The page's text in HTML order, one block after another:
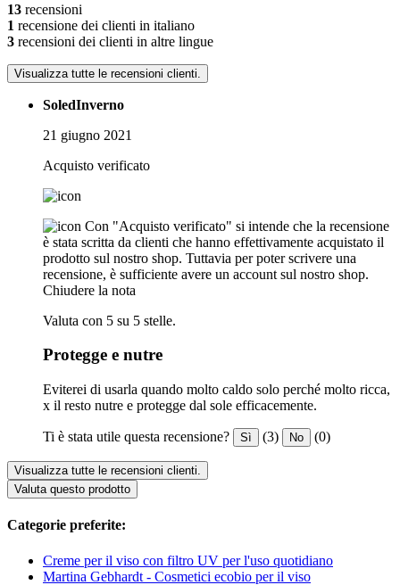
13 recensioni
1 recensione dei clienti in italiano
3 recensioni dei clienti in altre lingue
Visualizza tutte le recensioni clienti.
SoledInverno
21 giugno 2021
Acquisto verificato
Con "Acquisto verificato" si intende che la recensione
è stata scritta da clienti che hanno effettivamente acquistato il
prodotto sul nostro shop. Tuttavia per poter scrivere una
recensione, è sufficiente avere un account sul nostro shop.
Chiudere la nota
Valuta con 5 su 5 stelle.
Protegge e nutre
Eviterei di usarla quando molto caldo solo perché molto ricca,
x il resto nutre e protegge dal sole efficacemente.
Ti è stata utile questa recensione? Sì (3) No (0)
Visualizza tutte le recensioni clienti.
Valuta questo prodotto
Categorie preferite:
Creme per il viso con filtro UV per l'uso quotidiano
Martina Gebhardt - Cosmetici ecobio per il viso